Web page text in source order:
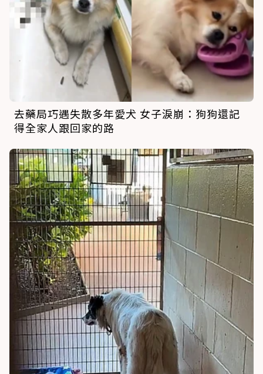
去藥局巧遇失散多年愛犬 女子淚崩：狗狗還記
得全家人跟回家的路